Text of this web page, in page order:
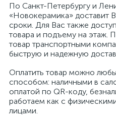
По Санкт-Петербургу и
«Новокерамика» доставит
сроки. Для Вас также
товара и подъему на этаж.
товар транспортными
быструю и надежную
Оплатить товар можно
способом: наличными в
оплатой по QR-коду,
работаем как с
лицами.